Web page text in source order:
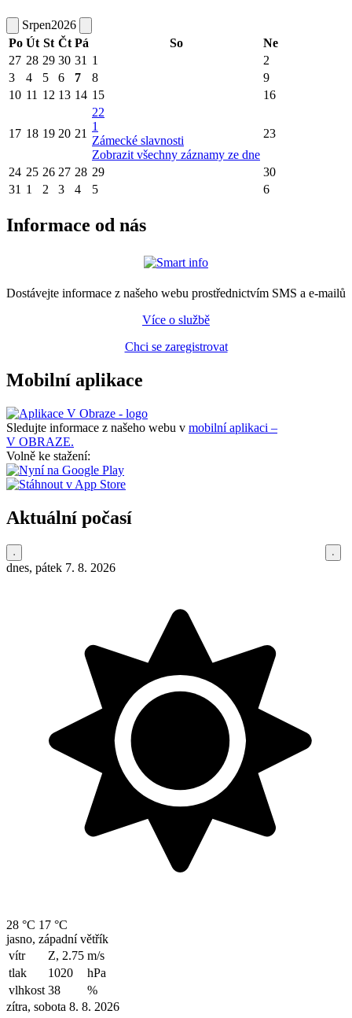
Srpen2026
Po Út St Čt Pá So
Ne
27 28 29 30 31 1
2
3
4 5 6 7 8
9
10 11 12 13 14 15 16
17 18 19 20 21
22
1
Zámecké slavnosti
Zobrazit všechny záznamy ze dne
23
24 25 26 27 28 29
30
31 1 2 3 4 5 6
Informace od nás
Dostávejte informace z našeho webu prostřednictvím SMS a e-mailů
Více o službě
Chci se zaregistrovat
Mobilní aplikace
Sledujte informace z našeho webu v mobilní aplikaci –
V OBRAZE.
Volně ke stažení:
Aktuální počasí
dnes, pátek 7. 8. 2026
28 °C 17 °C
jasno, západní větřík
vítr
Z, 2.75 m/s
tlak
1020
hPa
vlhkost 38
%
zítra, sobota 8. 8. 2026